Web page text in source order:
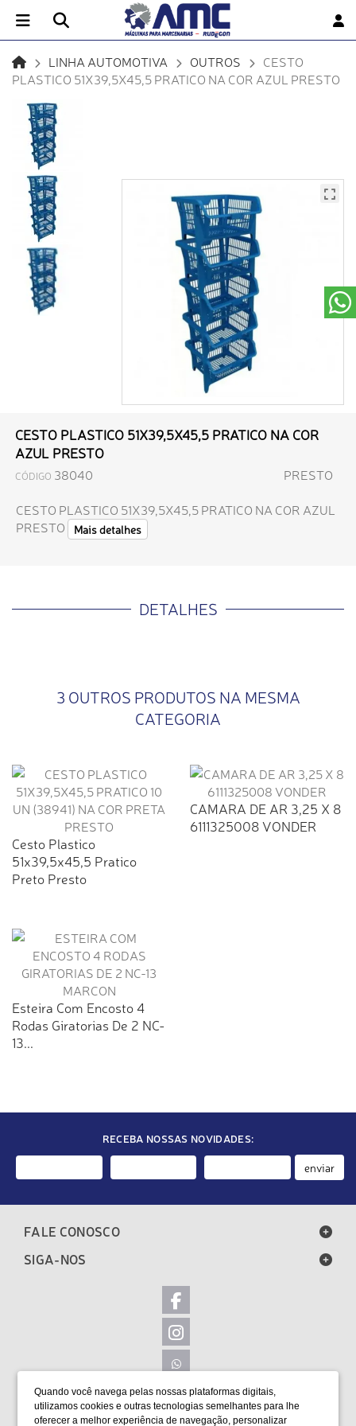
Quando você navega pelas nossas plataformas digitais,
utilizamos cookies e outras tecnologias semelhantes para lhe
oferecer a melhor experiência de navegação, personalizar
LINHA AUTOMOTIVA OUTROS
CESTO
PLASTICO 51X39,5X45,5 PRATICO NA COR AZUL PRESTO
CESTO PLASTICO 51X39,5X45,5 PRATICO NA COR
AZUL PRESTO
CÓDIGO 38040
PRESTO
CESTO PLASTICO 51X39,5X45,5 PRATICO NA COR AZUL
PRESTO
Mais detalhes
DETALHES
3 OUTROS PRODUTOS NA MESMA
CATEGORIA
Cesto Plastico
51x39,5x45,5 Pratico
Preto Presto
CAMARA DE AR 3,25 X 8
6111325008 VONDER
Esteira Com Encosto 4
Rodas Giratorias De 2 NC-
13...
RECEBA NOSSAS NOVIDADES:
enviar
FALE CONOSCO
SIGA-NOS
LOCALIZAÇÃO